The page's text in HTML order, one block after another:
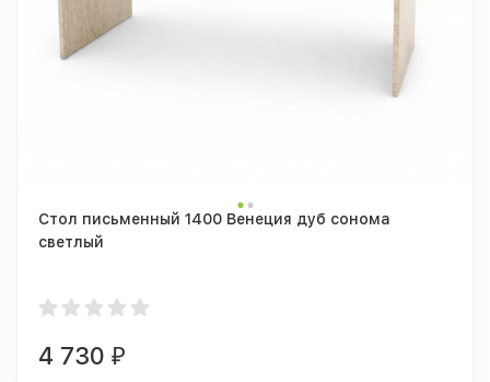
Стол письменный 1400 Венеция дуб сонома
светлый
4 730 ₽